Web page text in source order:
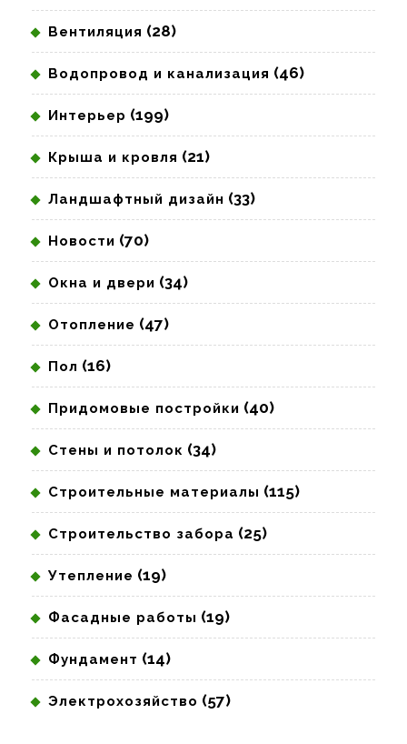
Вентиляция (28)
Водопровод и канализация (46)
Интерьер (199)
Крыша и кровля (21)
Ландшафтный дизайн (33)
Новости (70)
Окна и двери (34)
Отопление (47)
Пол (16)
Придомовые постройки (40)
Стены и потолок (34)
Строительные материалы (115)
Строительство забора (25)
Утепление (19)
Фасадные работы (19)
Фундамент (14)
Электрохозяйство (57)